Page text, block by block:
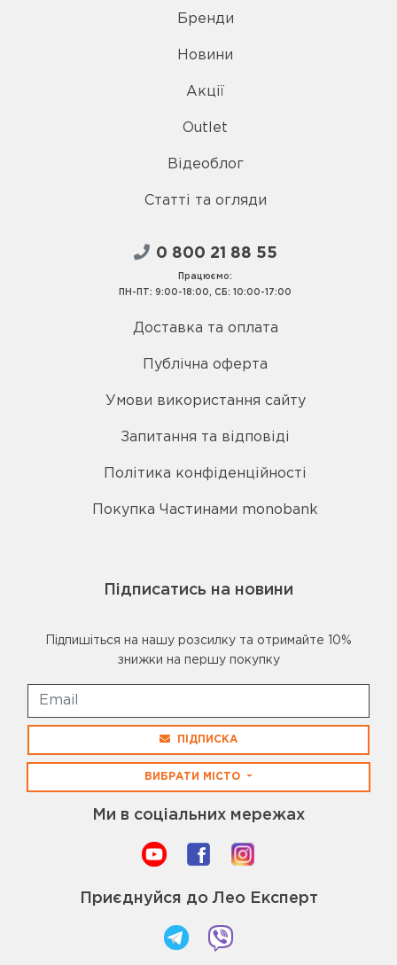
Бренди
Новини
Акції
Outlet
Відеоблог
Статті та огляди
0 800 21 88 55
Працюємо:
ПН-ПТ: 9:00-18:00, СБ: 10:00-17:00
Доставка та оплата
Публічна оферта
Умови використання сайту
Запитання та відповіді
Політика конфіденційності
Покупка Частинами monobank
Підписатись на новини
Підпишіться на нашу розсилку та отримайте 10%
знижки на першу покупку
ПІДПИСКА
ВИБРАТИ МІСТО
Ми в соціальних мережах
Приєднуйся до Лео Експерт